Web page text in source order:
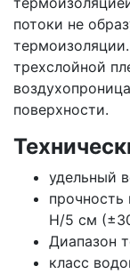
потоки не
трехслойной
поверхности.
удельный
Н/5 см
Диапазон
класс